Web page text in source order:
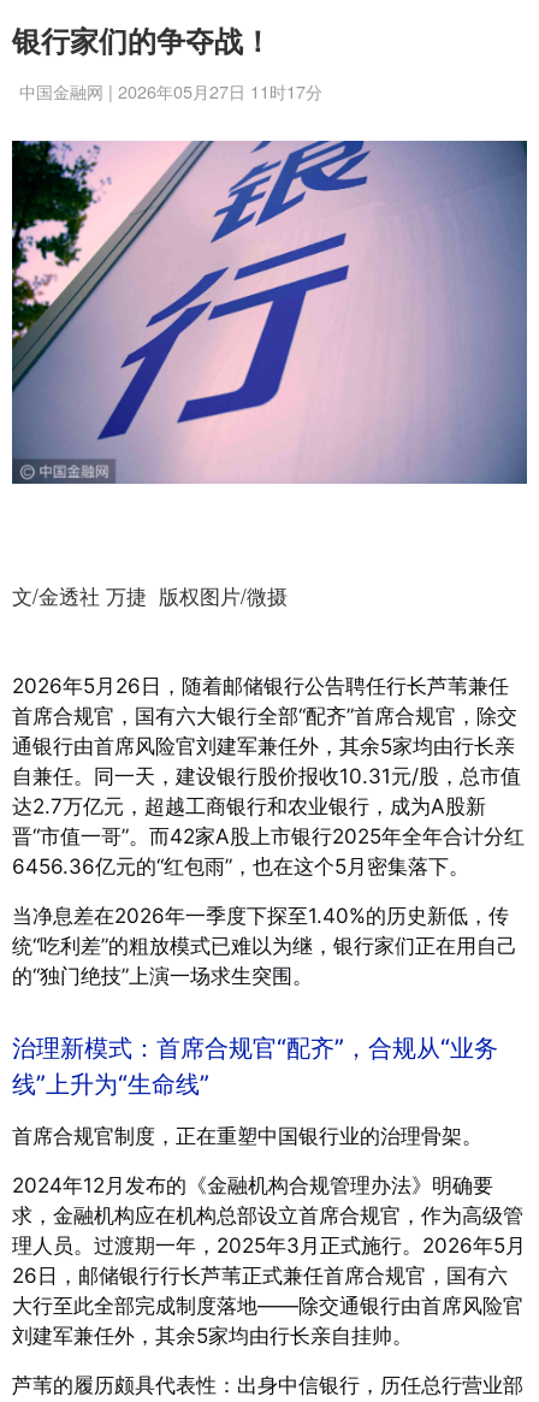
银行家们的争夺战！
中国金融网 | 2026年05月27日 11时17分
文/金透社 万捷 版权图片/微摄
2026年5月26日，随着邮储银行公告聘任行长芦苇兼任
首席合规官，国有六大银行全部“配齐”首席合规官，除交
通银行由首席风险官刘建军兼任外，其余5家均由行长亲
自兼任。同一天，建设银行股价报收10.31元/股，总市值
达2.7万亿元，超越工商银行和农业银行，成为A股新
晋“市值一哥”。而42家A股上市银行2025年全年合计分红
6456.36亿元的“红包雨”，也在这个5月密集落下。
当净息差在2026年一季度下探至1.40%的历史新低，传
统“吃利差”的粗放模式已难以为继，银行家们正在用自己
的“独门绝技”上演一场求生突围。
治理新模式：首席合规官“配齐”，合规从“业务
线”上升为“生命线”
首席合规官制度，正在重塑中国银行业的治理骨架。
2024年12月发布的《金融机构合规管理办法》明确要
求，金融机构应在机构总部设立首席合规官，作为高级管
理人员。过渡期一年，2025年3月正式施行。2026年5月
26日，邮储银行行长芦苇正式兼任首席合规官，国有六
大行至此全部完成制度落地——除交通银行由首席风险官
刘建军兼任外，其余5家均由行长亲自挂帅。
芦苇的履历颇具代表性：出身中信银行，历任总行营业部